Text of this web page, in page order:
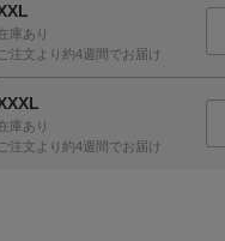
庫あり
ご注文より約4週間でお届け
庫あり
ご注文より約4週間でお届け